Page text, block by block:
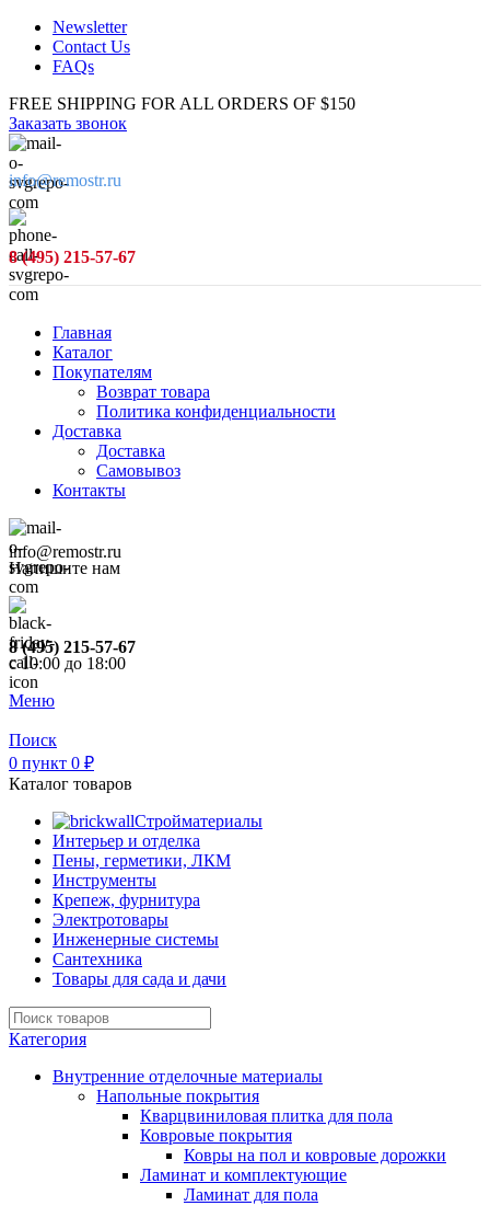
Newsletter
Contact Us
FAQs
FREE SHIPPING FOR ALL ORDERS OF $150
Заказать звонок
info@remostr.ru
8 (495) 215-57-67
Главная
Каталог
Покупателям
Возврат товара
Политика конфиденциальности
Доставка
Доставка
Самовывоз
Контакты
info@remostr.ru
Напишите нам
8 (495) 215-57-67
c 10:00 до 18:00
Меню
Поиск
0 пункт 0 ₽
Каталог товаров
Стройматериалы
Интерьер и отделка
Пены, герметики, ЛКМ
Инструменты
Крепеж, фурнитура
Электротовары
Инженерные системы
Сантехника
Товары для сада и дачи
Категория
Внутренние отделочные материалы
Напольные покрытия
Кварцвиниловая плитка для пола
Ковровые покрытия
Ковры на пол и ковровые дорожки
Ламинат и комплектующие
Ламинат для пола